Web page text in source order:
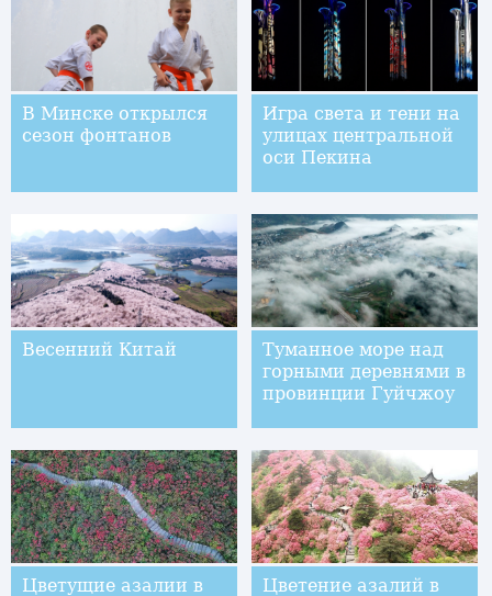
В Минске открылся
сезон фонтанов
Игра света и тени на
улицах центральной
оси Пекина
Весенний Китай
Туманное море над
горными деревнями в
провинции Гуйчжоу
Цветущие азалии в Цветение азалий в